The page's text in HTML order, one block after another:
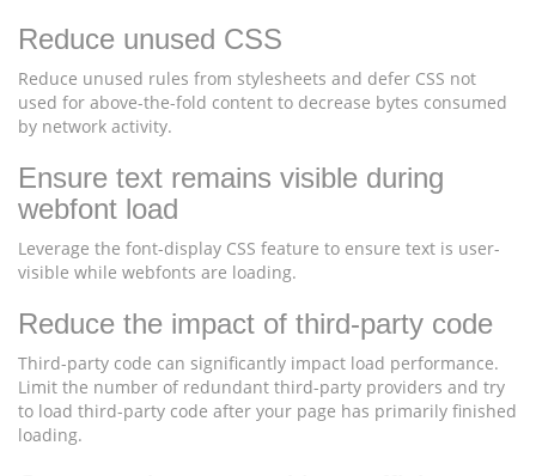
Reduce unused CSS
Reduce unused rules from stylesheets and defer CSS not
used for above-the-fold content to decrease bytes consumed
by network activity.
Ensure text remains visible during
webfont load
Leverage the font-display CSS feature to ensure text is user-
visible while webfonts are loading.
Reduce the impact of third-party code
Third-party code can significantly impact load performance.
Limit the number of redundant third-party providers and try
to load third-party code after your page has primarily finished
loading.